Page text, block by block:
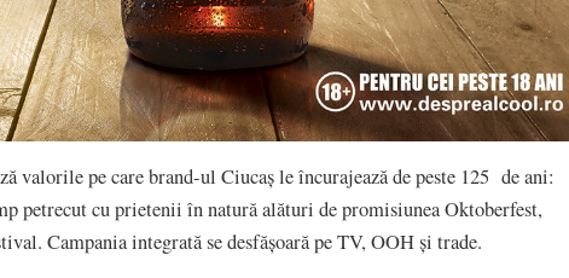
valorile pe care brand-ul Ciucaș le încurajează de peste 125 de ani:
petrecut cu prietenii în natură alături de promisiunea Oktoberfest,
Campania integrată se desfășoară pe TV, OOH și trade.